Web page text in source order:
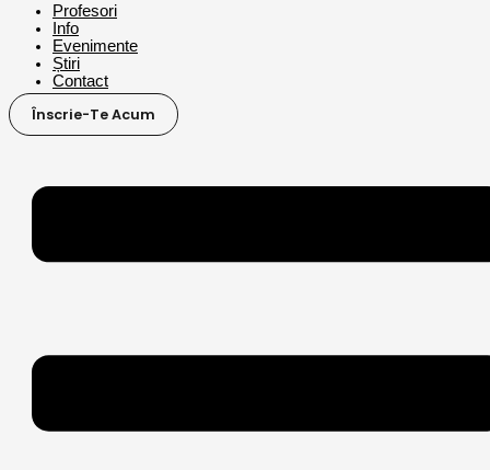
Profesori
Info
Evenimente
Știri
Contact
Înscrie-Te Acum